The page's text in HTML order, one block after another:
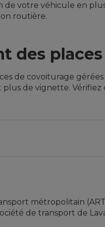
de votre véhicule en
routière.
des places
de covoiturage gérées
de vignette. Vérifiez
métropolitain
de transport de